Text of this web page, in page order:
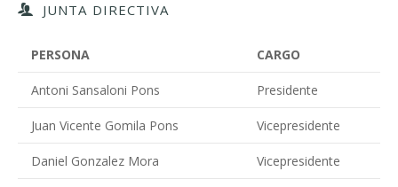
JUNTA DIRECTIVA
PERSONA CARGO
Antoni Sansaloni Pons Presidente
Juan Vicente Gomila Pons Vicepresidente
Daniel Gonzalez Mora Vicepresidente